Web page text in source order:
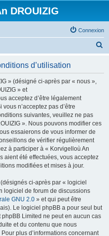
DROUIZIG
Connexion
d’utilisation
» (désigné ci-après par « nous »,
» et
acceptez d’être légalement
n’acceptez pas d’être
suivantes, veuillez ne pas
». Nous pouvons modifier ces
essaierons de vous informer de
de vérifier régulièrement
à participer à « Korvigelloù An
aient été effectuées, vous acceptez
modifiées et mises à jour.
ci-après par « logiciel
logiciel de forum de discussions
GNU 2.0 » et qui peut être
Le logiciel phpBB a pour seul but
Limited ne peut en aucun cas
et du contenu que nous
plus d’informations concernant